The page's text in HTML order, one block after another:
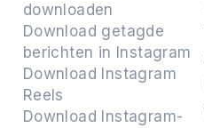
downloaden
Download getagde
berichten in Instagram
Download Instagram
Reels
Download Instagram-